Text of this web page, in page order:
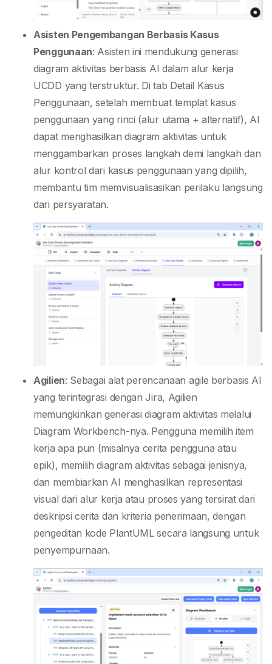
Asisten Pengembangan Berbasis Kasus
Penggunaan: Asisten ini mendukung generasi
diagram aktivitas berbasis AI dalam alur kerja
UCDD yang terstruktur. Di tab Detail Kasus
Penggunaan, setelah membuat templat kasus
penggunaan yang rinci (alur utama + alternatif), AI
dapat menghasilkan diagram aktivitas untuk
menggambarkan proses langkah demi langkah dan
alur kontrol dari kasus penggunaan yang dipilih,
membantu tim memvisualisasikan perilaku langsung
dari persyaratan.
Agilien: Sebagai alat perencanaan agile berbasis AI
yang terintegrasi dengan Jira, Agilien
memungkinkan generasi diagram aktivitas melalui
Diagram Workbench-nya. Pengguna memilih item
kerja apa pun (misalnya cerita pengguna atau
epik), memilih diagram aktivitas sebagai jenisnya,
dan membiarkan AI menghasilkan representasi
visual dari alur kerja atau proses yang tersirat dari
deskripsi cerita dan kriteria penerimaan, dengan
pengeditan kode PlantUML secara langsung untuk
penyempurnaan.